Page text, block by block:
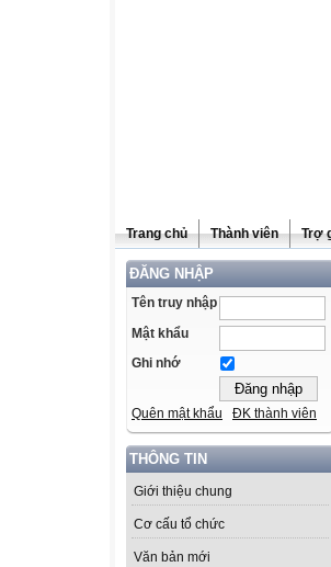
Trang chủ Thành viên Trợ
ĐĂNG NHẬP
Tên truy nhập
Mật khẩu
Ghi nhớ
Quên mật khẩu ĐK thành viên
THÔNG TIN
Giới thiệu chung
Cơ cấu tổ chức
Văn bản mới